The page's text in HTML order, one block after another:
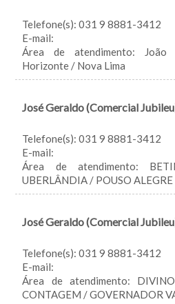
Telefone(s): 031 9 8881-3412
E-mail:
Área de atendimento:
Horizonte / Nova Lima
José Geraldo (Comercial
Telefone(s): 031 9 8881-3412
E-mail:
Área de atendimento:
UBERLÂNDIA / POUSO ALEGRE
José Geraldo (Comercial
Telefone(s): 031 9 8881-3412
E-mail:
Área de atendimento:
CONTAGEM / GOVERNADOR